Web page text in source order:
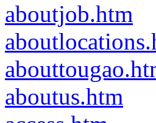
aboutjob.htm
aboutus.htm